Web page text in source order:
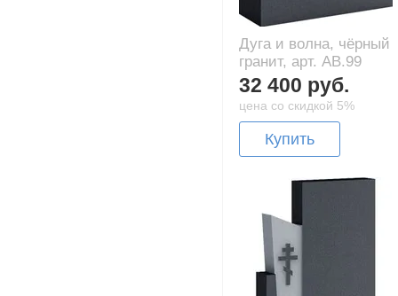
Дуга и волна, чёрный
гранит, арт. AB.99
32 400 руб.
цена со скидкой 5%
Купить